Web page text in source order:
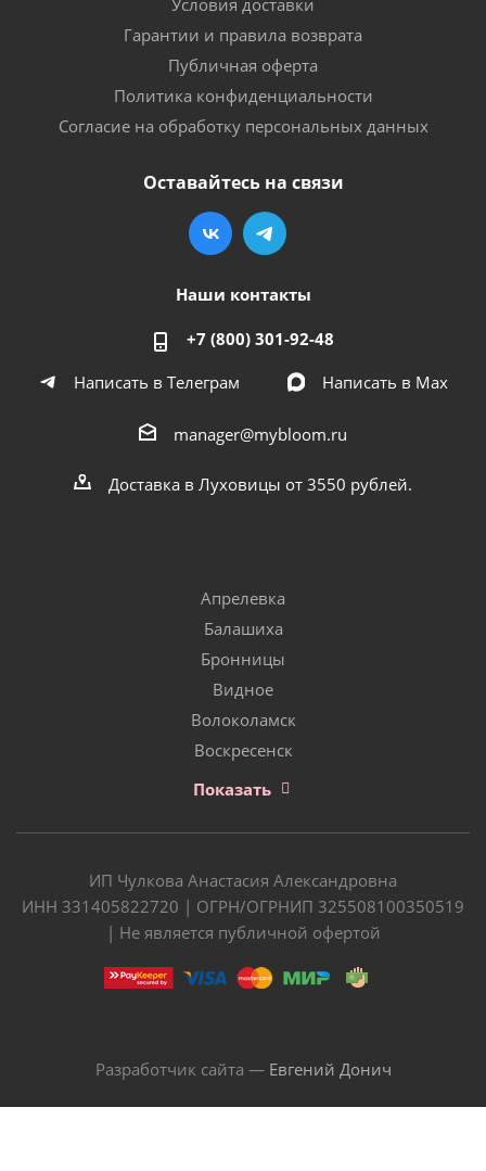
Гарантии и правила возврата
Публичная оферта
Политика конфиденциальности
Согласие на обработку персональных данных
Оставайтесь на связи
Наши контакты
+7 (800) 301-92-48
Написать в Телеграм
Написать в Мах
manager@mybloom.ru
Доставка в Луховицы от 3550 рублей.
Апрелевка
Балашиха
Бронницы
Видное
Волоколамск
Воскресенск
Показать
ИП Чулкова Анастасия Александровна
ИНН 331405822720 | ОГРН/ОГРНИП 325508100350519
| Не является публичной офертой
Разработчик сайта — Евгений Донич